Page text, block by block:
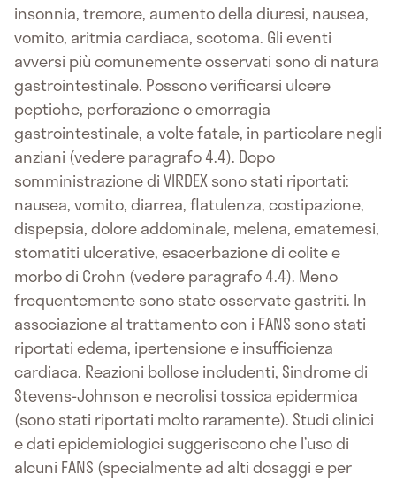
insonnia, tremore, aumento della diuresi, nausea,
vomito, aritmia cardiaca, scotoma. Gli eventi
avversi più comunemente osservati sono di natura
gastrointestinale. Possono verificarsi ulcere
peptiche, perforazione o emorragia
gastrointestinale, a volte fatale, in particolare negli
anziani (vedere paragrafo 4.4). Dopo
somministrazione di VIRDEX sono stati riportati:
nausea, vomito, diarrea, flatulenza, costipazione,
dispepsia, dolore addominale, melena, ematemesi,
stomatiti ulcerative, esacerbazione di colite e
morbo di Crohn (vedere paragrafo 4.4). Meno
frequentemente sono state osservate gastriti. In
associazione al trattamento con i FANS sono stati
riportati edema, ipertensione e insufficienza
cardiaca. Reazioni bollose includenti, Sindrome di
Stevens-Johnson e necrolisi tossica epidermica
(sono stati riportati molto raramente). Studi clinici
e dati epidemiologici suggeriscono che l’uso di
alcuni FANS (specialmente ad alti dosaggi e per